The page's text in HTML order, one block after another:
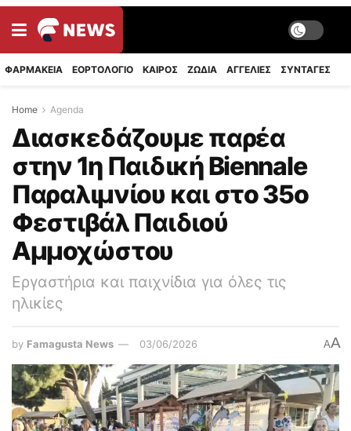
ΦΑΡΜΑΚΕΙΑ ΕΟΡΤΟΛΟΓΙΟ ΚΑΙΡΟΣ ΖΩΔΙΑ ΑΓΓΕΛΙΕΣ ΣΥΝΤΑΓΈΣ
Home Agenda
Διασκεδάζουμε παρέα
στην 1η Παιδική Biennale
Παραλιμνίου και στο 35ο
Φεστιβάλ Παιδιού
Αμμοχώστου
Εργαστήρια και παιχνίδια για όλες τις
ηλικίες
by Famagusta News 03/06/2026 AA